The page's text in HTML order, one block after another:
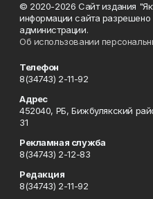
© 2020-2026 Сайт издания
информации сайта разрешено
администрации.
Об использовании
Телефон
8(34743) 2-11-92
Адрес
452040, РБ, Бижбулякский
31
Рекламная служба
8(34743) 2-12-83
Редакция
8(34743) 2-11-92